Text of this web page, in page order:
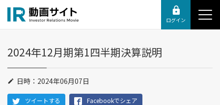
ログイン
2024年12月期第1四半期決算説明
日時：2024年06月07日
ツイートする Facebookでシェア